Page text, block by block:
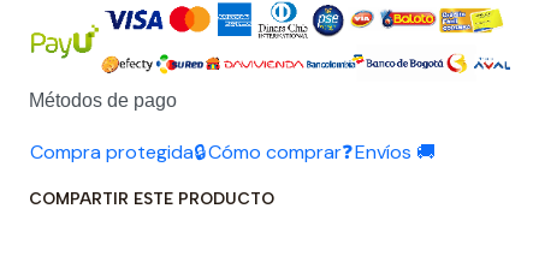
Métodos de pago
Compra protegida🔒Cómo comprar❓Envíos 🚚
COMPARTIR ESTE PRODUCTO